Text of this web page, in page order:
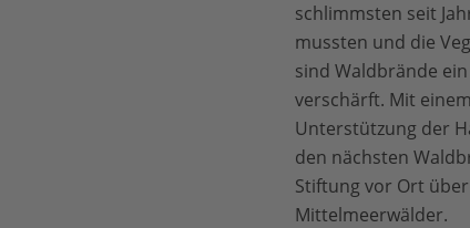
schlimmsten seit
mussten und die
sind Waldbrände
verschärft. Mit
Unterstützung der
den nächsten
Stiftung vor Ort
Mittelmeerwälder.